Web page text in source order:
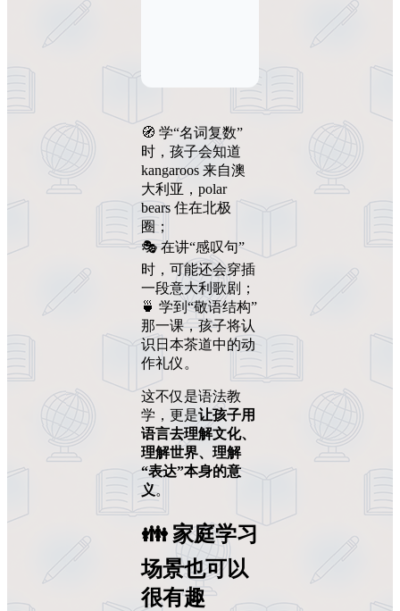
🧭 学“名词复数”
时，孩子会知道
kangaroos 来自澳
大利亚，polar
bears 住在北极
圈；
🎭 在讲“感叹句”
时，可能还会穿插
一段意大利歌剧；
🍵 学到“敬语结构”
那一课，孩子将认
识日本茶道中的动
作礼仪。
这不仅是语法教
学，更是让孩子用
语言去理解文化、
理解世界、理解
“表达”本身的意
义。
👪 家庭学习
场景也可以
很有趣